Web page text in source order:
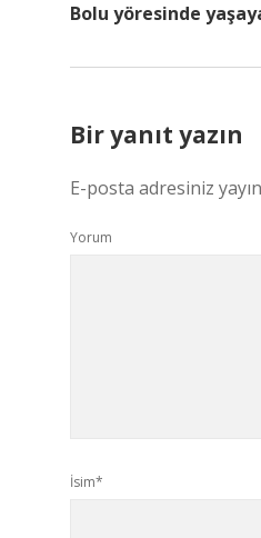
Bolu yöresinde
Bir yanıt yazın
E-posta adresiniz
Yorum
İsim*